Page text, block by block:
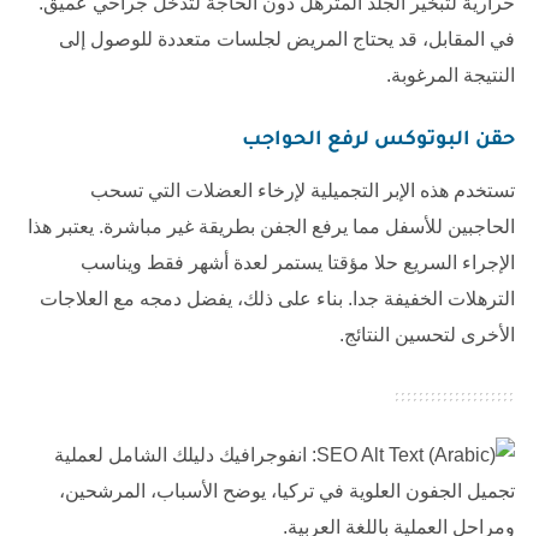
في المقابل، قد يحتاج المريض لجلسات متعددة للوصول إلى
النتيجة المرغوبة.
حقن البوتوكس لرفع الحواجب
تستخدم هذه الإبر التجميلية لإرخاء العضلات التي تسحب
الحاجبين للأسفل مما يرفع الجفن بطريقة غير مباشرة. يعتبر هذا
الإجراء السريع حلا مؤقتا يستمر لعدة أشهر فقط ويناسب
الترهلات الخفيفة جدا. بناء على ذلك، يفضل دمجه مع العلاجات
الأخرى لتحسين النتائج.